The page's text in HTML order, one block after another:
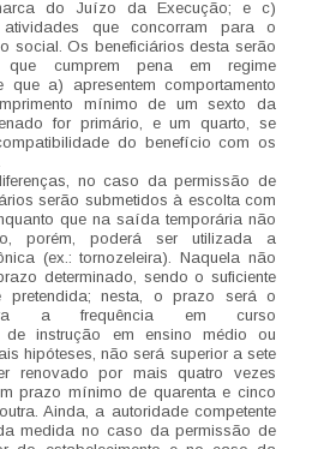
do Juízo da Execução; e c)
que concorram para o
social. Os beneficiários desta serão
que cumprem pena em regime
que a) apresentem comportamento
mínimo de um sexto da
for primário, e um quarto, se
do benefício com os
no caso da permissão de
serão submetidos à escolta com
que na saída temporária não
porém, poderá ser utilizada a
(ex.: tornozeleira). Naquela não
determinado, sendo o suficiente
pretendida; nesta, o prazo será o
a frequência em curso
de instrução em ensino médio ou
hipóteses, não será superior a sete
renovado por mais quatro vezes
prazo mínimo de quarenta e cinco
Ainda, a autoridade competente
medida no caso da permissão de